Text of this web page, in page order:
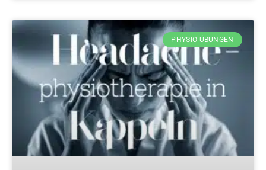
PHYSIO-ÜBUNGEN